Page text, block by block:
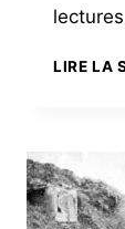
LIRE LA